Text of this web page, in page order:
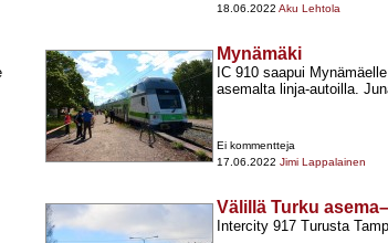
18.06.2022 Aku Lehtola
Mynämäki
IC 910 saapui
asemalta linja-​autoilla.
Ei kommentteja
17.06.2022 Jimi Lappalainen
Välillä Turku
Intercity 917 Turusta